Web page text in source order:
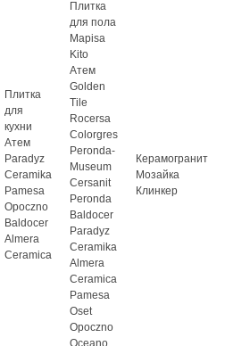
Плитка
для
кухни
Атем
Paradyz
Ceramika
Pamesa
Opoczno
Baldocer
Almera
Ceramica
Плитка
для пола
Mapisa
Kito
Атем
Golden
Tile
Rocersa
Colorgres
Peronda-
Museum
Cersanit
Peronda
Baldocer
Paradyz
Ceramika
Almera
Ceramica
Pamesa
Oset
Opoczno
Oceano
Керамогранит
Мозайка
Клинкер